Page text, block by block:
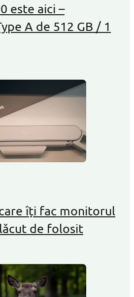
este aici –
A de 512 GB / 1
îți fac monitorul
de folosit